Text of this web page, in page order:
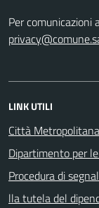
Per comunicazioni
LINK UTILI
Città
Dipartimento per
Procedura di
lla tutela del